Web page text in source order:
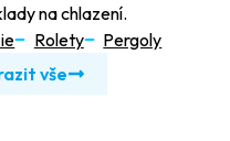
na chlazení.
Rolety
Pergoly
vše